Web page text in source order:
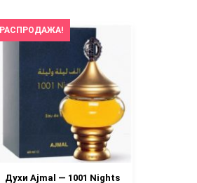
РАСПРОДАЖА!
Духи Ajmal — 1001 Nights